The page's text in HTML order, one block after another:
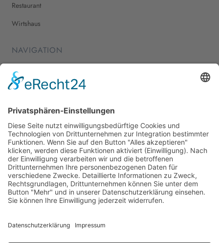
Restaurant
Wirtshaus
NAVIGATION
Home
Essen & Trinken
Shopping
Stadtleben
Veranstaltungen
Shop
Über Mich
Impressum